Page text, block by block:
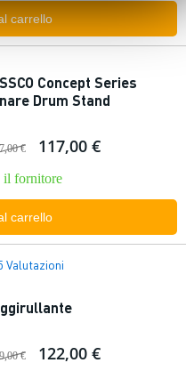
carrello
Concept Series
Drum Stand
€ 117,00 €
il fornitore
carrello
Valutazioni
€ 122,00 €